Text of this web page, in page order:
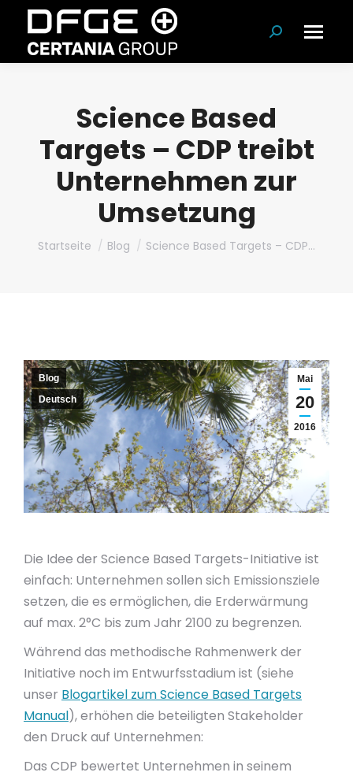
Suchen:
Science Based
Targets – CDP treibt
Unternehmen zur
Umsetzung
Du bist hier:
Startseite Blog Science Based Targets – CDP…
Mai
20
2016
Blog
Deutsch
Die Idee der Science Based Targets-Initiative ist
einfach: Unternehmen sollen sich Emissionsziele
setzen, die es ermöglichen, die Erderwärmung
auf max. 2°C bis zum Jahr 2100 zu begrenzen.
Während das methodische Rahmenwerk der
Initiative noch im Entwurfsstadium ist (siehe
unser Blogartikel zum Science Based Targets
Manual), erhöhen die beteiligten Stakeholder
den Druck auf Unternehmen:
Das CDP bewertet Unternehmen in seinem